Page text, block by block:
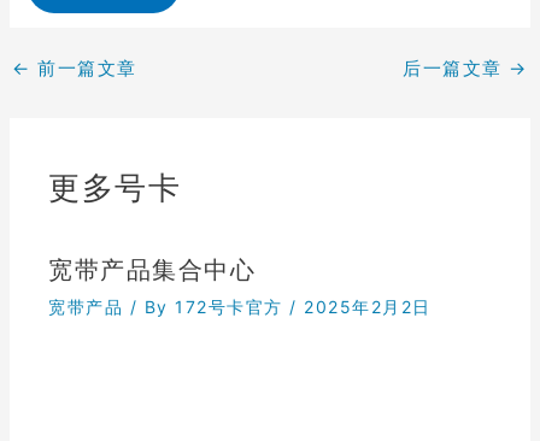
← 前一篇文章 后一篇文章 →
更多号卡
宽带产品集合中心
宽带产品 / By172号卡官方 / 2025年2月2日